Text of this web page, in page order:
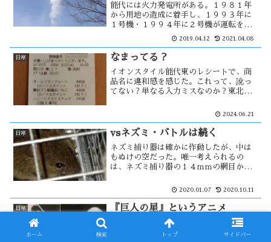
能代には火力発電所がある。１９８１年
から用地の造成に着手し、１９９３年に
１号機・１９９４年に２号機が運転を開
始した。現在は３号機が建設中で、燃料
には石炭が使われている。その発端にな
ったのがオイルショックです。そして今
後は、洋上風力発電の建設に・・
2019.04.12 2021.04.08
日常 なまってる？
イオンスタイル能代東のレシートで、商
品名に違和感を感じた。これって、訛っ
てない？単なる入力ミスなのか？東北人
不明瞭な言葉が文字として表れたの2024.06.21
日常 vsネズミ・バトルは続く
ネズミ捕り器は確かに作動したが、中は
もぬけの空だった。唯一考えられるの
は、ネズミ捕り器の１４ｍｍの網目から
プラスチックの板で覆う事にした。試行
た。しかし、その処分をどうするか・・
2020.01.07 2020.10.11
日常 『巨人の星』というアニメ
高血圧対策及びダイエットのため運動を
する様になった。以前はyoutubeで音楽
ホーム 検索 トップ サイドバー